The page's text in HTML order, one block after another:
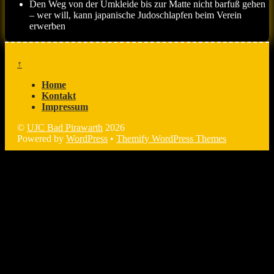
Den Weg von der Umkleide bis zur Matte nicht barfuß gehen
– wer will, kann japanische Judoschlapfen beim Verein
erwerben
↑
Home
Kontakt
Impressum
© UJC Bad Pirawarth 2026
Powered by WordPress • Themify WordPress Themes